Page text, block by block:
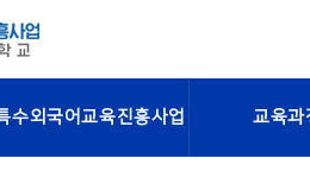
수외국어교육진흥사업 교육과